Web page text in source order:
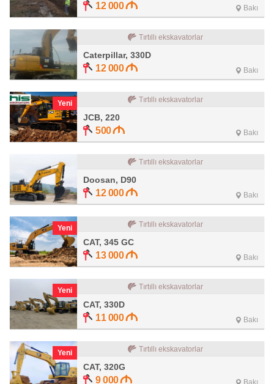
12 000 Bakı
Tırtıllı ekskavatorlar
Caterpillar, 330D
12 000 Bakı
Yeni Tırtıllı ekskavatorlar
JCB, 220
500 Bakı
Tırtıllı ekskavatorlar
Doosan, D90
12 000 Bakı
Yeni Tırtıllı ekskavatorlar
CAT, 345 GC
13 000 Bakı
Yeni Tırtıllı ekskavatorlar
CAT, 330D
11 000 Bakı
Yeni Tırtıllı ekskavatorlar
CAT, 320G
9 000 Bakı